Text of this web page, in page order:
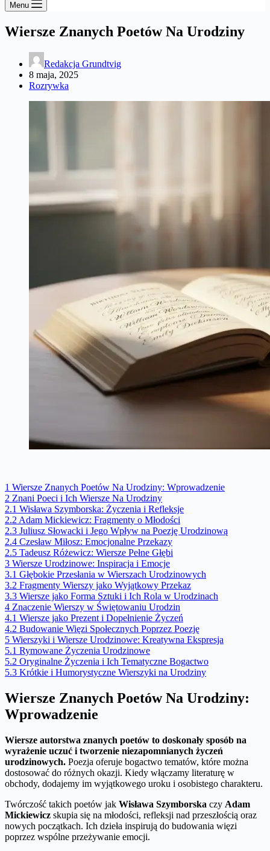
Menu
Wiersze Znanych Poetów Na Urodziny
Redakcja Grundtvig
8 maja, 2025
Rozrywka
1 Wiersze Znanych Poetów Na Urodziny: Wprowadzenie
2 Znani Poeci i Ich Wiersze Na Urodziny
2.1 Wisława Szymborska: Życzenia i Refleksje
2.2 Adam Mickiewicz: Fragmenty o Młodości
2.3 Juliusz Słowacki i Jego Wpływ na Poezję Urodzinową
2.4 Czesław Miłosz: Emocjonalne Przekazy
2.5 Tadeusz Różewicz: Wiersze Pełne Głębi
3 Wiersze Urodzinowe: Inspiracja i Emocje
3.1 Głębokie Przesłania w Wierszach Urodzinowych
3.2 Fragmenty Wierszy jako Wyjątkowy Przekaz
3.3 Wiersze jako Forma Sztuki i Ich Rola w Urodzinach
4 Znaczenie Wierszy w Świętowaniu Urodzin
4.1 Wiersze jako Prezent i Dopełnienie Życzeń
4.2 Budowanie Więzi Społecznych Poprzez Poezję
5 Wierszyki i Wiersze Urodzinowe: Kreatywna Ekspresja
5.1 Rymowane Życzenia Urodzinowe
5.2 Oryginalne Życzenia i Ich Tematyczne Bogactwo
5.3 Krótkie i Humorystyczne Wierszyki na Urodziny
Wiersze Znanych Poetów Na Urodziny:
Wprowadzenie
Wiersze autorstwa znanych poetów to doskonały sposób na
wyrażenie uczuć i tworzenie niezapomnianych życzeń
urodzinowych. Poezja oferuje bogactwo tematów, które można
dostosować do różnych okazji. Kiedy włączamy literaturę w
obchody, dodajemy im wyjątkowego uroku i osobistego charakteru.
Twórczość takich poetów jak Wisława Szymborska czy Adam
Mickiewicz skupia się na młodości, refleksji nad przeszłością oraz
nowych początkach. Ich dzieła inspirują do budowania więzi
poprzez wspólne przeżywanie emocji.